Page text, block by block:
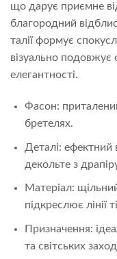
що дарує приємне
благородний
талії формує
візуально подовжує
елегантності.
Фасон:
бретелях.
Деталі: ефектний
декольте з
Матеріал:
підкреслює лінії
Призначення:
та світських